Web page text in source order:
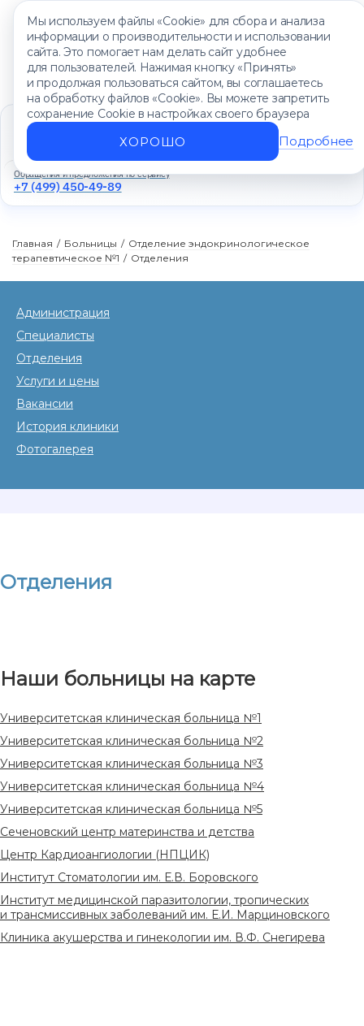
Мы используем файлы «Cookie» для сбора и анализа
информации о производительности и использовании
сайта. Это помогает нам делать сайт удобнее
для пользователей. Нажимая кнопку «Принять»
и продолжая пользоваться сайтом, вы соглашаетесь
на обработку файлов «Cookie». Вы можете запретить
сохранение Cookie в настройках своего браузера
ХОРОШО Подробнее
Единый контакт-центр
+7 (499) 450-88-89
Ежедневно с 8:00 до 20:00
Обращения и предложения по сервису
+7 (499) 450-49-89
Главная / Больницы / Отделение эндокринологическое
терапевтическое №1 / Отделения
Отделения
Наши больницы на карте
Университетская клиническая больница №1
Университетская клиническая больница №2
Университетская клиническая больница №3
Университетская клиническая больница №4
Университетская клиническая больница №5
Сеченовский центр материнства и детства
Центр Кардиоангиологии (НПЦИК)
Институт Стоматологии им. Е.В. Боровского
Институт медицинской паразитологии, тропических
и трансмиссивных заболеваний им. Е.И. Марциновского
Клиника акушерства и гинекологии им. В.Ф. Снегирева
Администрация
Специалисты
Отделения
Услуги и цены
Вакансии
История клиники
Фотогалерея